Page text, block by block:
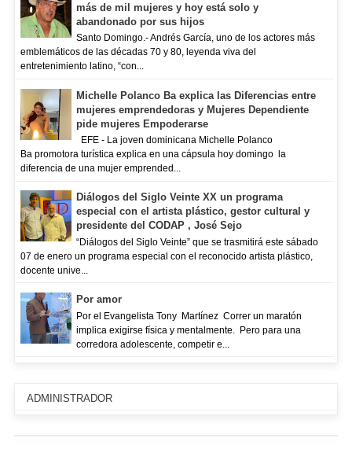
más de mil mujeres y hoy está solo y
abandonado por sus hijos
Santo Domingo.- Andrés García, uno de los actores más
emblemáticos de las décadas 70 y 80, leyenda viva del
entretenimiento latino, “con...
Michelle Polanco Ba explica las Diferencias entre
mujeres emprendedoras y Mujeres Dependiente
pide mujeres Empoderarse
EFE - La joven dominicana Michelle Polanco
Ba promotora turística explica en una cápsula hoy domingo la
diferencia de una mujer emprended...
Diálogos del Siglo Veinte XX un programa
especial con el artista plástico, gestor cultural y
presidente del CODAP , José Sejo
“Diálogos del Siglo Veinte” que se trasmitirá este sábado
07 de enero un programa especial con el reconocido artista plástico,
docente unive...
Por amor
Por el Evangelista Tony Martínez Correr un maratón
implica exigirse física y mentalmente. Pero para una
corredora adolescente, competir e...
ADMINISTRADOR